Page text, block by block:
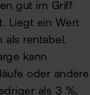
gut im Griff
Liegt ein Wert
als rentabel.
kann
oder andere
als 3 %,